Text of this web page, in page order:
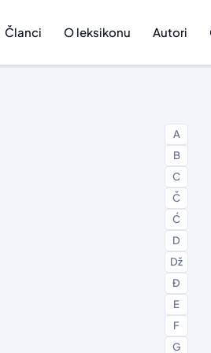
Članci O leksikonu Autori
A
B
C
Č
Ć
D
Dž
Đ
E
F
G